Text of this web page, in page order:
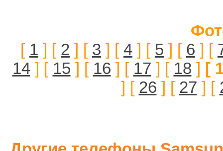
[ 1 ] [ 2 ] [ 3 ] [ 4 ] [ 5 ] [ 6 ] [
14] [ 15 ] [ 16 ] [ 17 ] [ 18 ] [
] [ 26 ] [ 27 ] [